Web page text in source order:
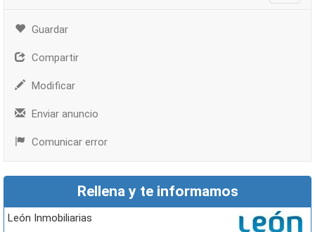
Guardar
Compartir
Modificar
Enviar anuncio
Comunicar error
Rellena y te informamos
León Inmobiliarias